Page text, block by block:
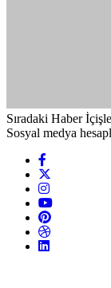
Sıradaki Haber
Sosyal medya